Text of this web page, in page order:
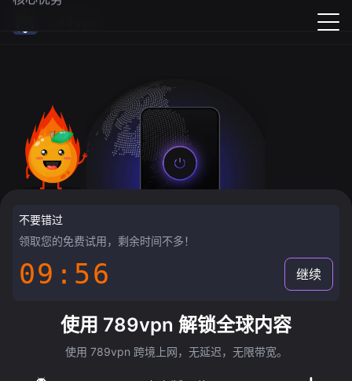
不要错过
领取您的免费试用，剩余时间不多！
09:55 继续
使用 789vpn 解锁全球内容
使用 789vpn 跨境上网，无延迟，无限带宽。